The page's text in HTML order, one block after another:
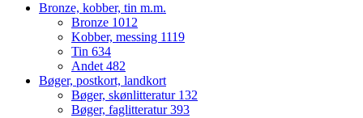
Bronze, kobber, tin m.m.
Bronze 1012
Kobber, messing 1119
Tin 634
Andet482
Bøger, postkort, landkort
Bøger, skønlitteratur 132
Bøger, faglitteratur393